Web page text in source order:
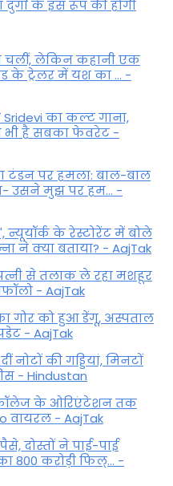
दुर्गा के इस रूप की होगी
चलीं, लेकिन कहानी एक
के ट्रेलर में यश का ... -
का कल्ट गाना,
है सबका फेवरेट -
टंडन पर हमला: बाल-बाल
उसने मुझ पर हम... -
के रेस्टोरेंट में बोले
ने क्या बताया? - AajTak
से तलाक ले रहा मशहूर
- AajTak
गोर को हुआ डेंगू, अस्पताल
- AajTak
नोटों की गड्डियां, मिनटों
- Hindustan
कॉलेज के ओरिएंटेशन तक
वायरल - AajTak
दोस्तों ने पाई-पाई
800 करोड़ी फिल्... -